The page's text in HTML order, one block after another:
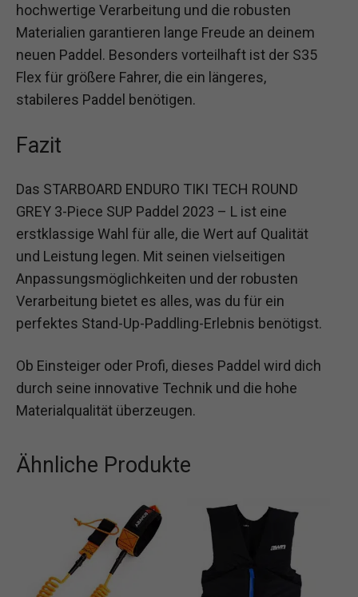
hochwertige Verarbeitung und die robusten
Materialien garantieren lange Freude an deinem
neuen Paddel. Besonders vorteilhaft ist der S35
Flex für größere Fahrer, die ein längeres,
stabileres Paddel benötigen.
Fazit
Das STARBOARD ENDURO TIKI TECH ROUND
GREY 3-Piece SUP Paddel 2023 – L ist eine
erstklassige Wahl für alle, die Wert auf Qualität
und Leistung legen. Mit seinen vielseitigen
Anpassungsmöglichkeiten und der robusten
Verarbeitung bietet es alles, was du für ein
perfektes Stand-Up-Paddling-Erlebnis benötigst.
Ob Einsteiger oder Profi, dieses Paddel wird dich
durch seine innovative Technik und die hohe
Materialqualität überzeugen.
Ähnliche Produkte